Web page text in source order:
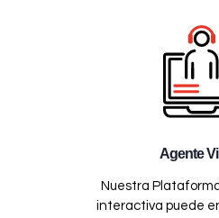
Agente
Nuestra
interactiva puede